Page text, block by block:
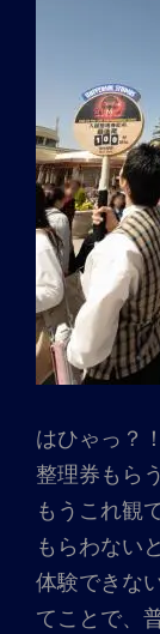
はひゃっ？！
整理券もら
もうこれ観
もらわない
体験できな
てことで、